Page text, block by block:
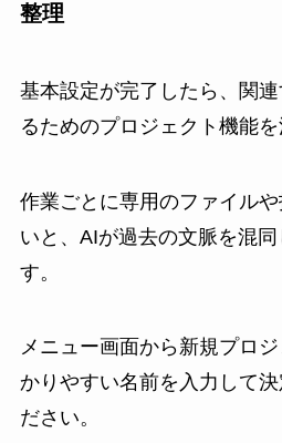
整理
基本設定が完了したら、関
るためのプロジェクト機能を
作業ごとに専用のファイル
いと、AIが過去の文脈を混
す。
メニュー画面から新規プロ
かりやすい名前を入力して
ださい。